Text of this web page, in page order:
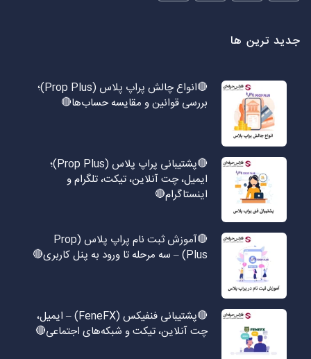
جدید ترین ها
🔴انواع چالش پراپ پلاس (Prop Plus)؛
بررسی قوانین و مقایسه حساب‌ها🔴
🔴پشتیبانی پراپ پلاس (Prop Plus)؛
ایمیل، چت آنلاین، تیکت، تلگرام و
اینستاگرام🔴
🔴آموزش ثبت نام پراپ پلاس (Prop
Plus) – سه مرحله تا ورود به پنل کاربری🔴
🔴پشتیبانی فنفیکس (FeneFX) – ایمیل،
چت آنلاین، تیکت و شبکه‌های اجتماعی🔴